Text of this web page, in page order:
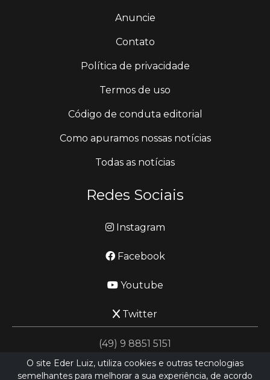
Anuncie
Contato
Política de privacidade
Termos de uso
Código de conduta editorial
Como apuramos nossas notícias
Todas as notícias
Redes Sociais
Instagram
Facebook
Youtube
Twitter
(49) 9 8851 5151
jornalismo@ederluiz.com.vc
O site Eder Luiz, utiliza cookies e outras tecnologias
semelhantes para melhorar a sua experiência, de acordo